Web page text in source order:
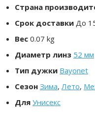
Страна
Срок доставки До
Вес 0.07 kg
Диаметр линз 52 мм
Тип дужки Bayonet
Сезон Зима, Лето,
Для Унисекс